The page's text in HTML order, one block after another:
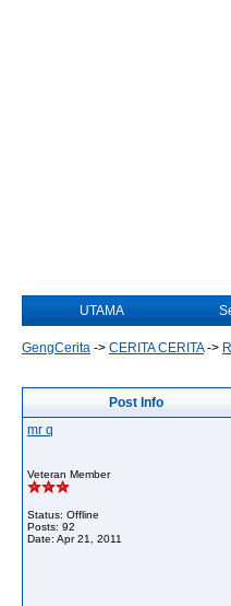
UTAMA
GengCerita -> CERITA CERITA->
Post Info
mr q
Veteran Member
Status: Offline
Posts: 92
Date: Apr 21, 2011